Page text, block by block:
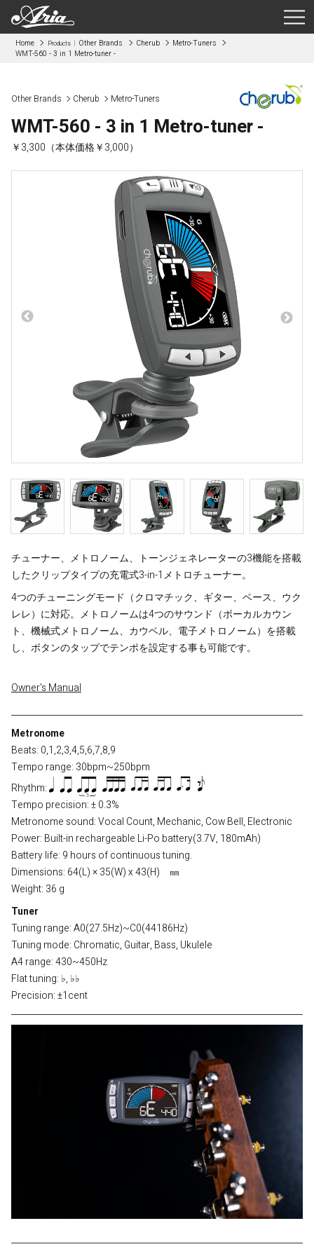
Home Products Other Brands Cherub
Metro-Tuners
WMT-560 - 3 in 1 Metro-tuner -
Other Brands Cherub Metro-Tuners
WMT-560 - 3 in 1 Metro-tuner -
￥3,300（本体価格￥3,000）
チューナー、メトロノーム、トーンジェネレーターの3機能を搭載
したクリップタイプの充電式3-in-1メトロチューナー。
4つのチューニングモード（クロマチック、ギター、ベース、ウク
レレ）に対応。メトロノームは4つのサウンド（ボーカルカウン
ト、機械式メトロノーム、カウベル、電子メトロノーム）を搭載
し、ボタンのタップでテンポを設定する事も可能です。
Owner's Manual
Metronome
Beats: 0,1,2,3,4,5,6,7,8,9
Tempo range: 30bpm~250bpm
Rhythm:
Tempo precision: ± 0.3%
Metronome sound: Vocal Count, Mechanic, Cow Bell, Electronic
Power: Built-in rechargeable Li-Po battery(3.7V, 180mAh)
Battery life: 9 hours of continuous tuning.
Dimensions: 64(L) × 35(W) x 43(H) ㎜
Weight: 36 g
Tuner
Tuning range: A0(27.5Hz)~C0(44186Hz)
Tuning mode: Chromatic, Guitar, Bass, Ukulele
A4 range: 430~450Hz
Flat tuning: ♭, ♭♭
Precision: ±1cent